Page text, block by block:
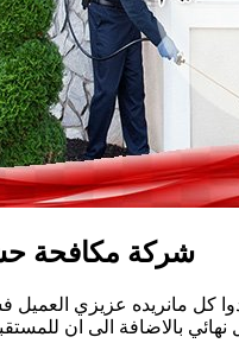
شركة مكافحة
كل مانريده عزيزي
بالاضافة الى ان